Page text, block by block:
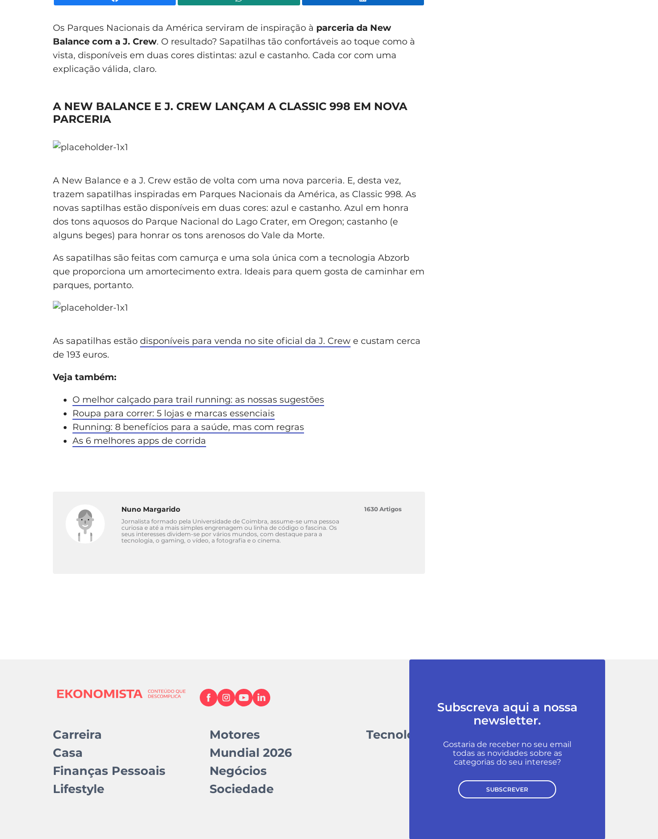
Os Parques Nacionais da América serviram de inspiração à parceria da New
Balance com a J. Crew. O resultado? Sapatilhas tão confortáveis ao toque como à
vista, disponíveis em duas cores distintas: azul e castanho. Cada cor com uma
explicação válida, claro.
A NEW BALANCE E J. CREW LANÇAM A CLASSIC 998 EM NOVA
PARCERIA
A New Balance e a J. Crew estão de volta com uma nova parceria. E, desta vez,
trazem sapatilhas inspiradas em Parques Nacionais da América, as Classic 998. As
novas saptilhas estão disponíveis em duas cores: azul e castanho. Azul em honra
dos tons aquosos do Parque Nacional do Lago Crater, em Oregon; castanho (e
alguns beges) para honrar os tons arenosos do Vale da Morte.
As sapatilhas são feitas com camurça e uma sola única com a tecnologia Abzorb
que proporciona um amortecimento extra. Ideais para quem gosta de caminhar em
parques, portanto.
As sapatilhas estão disponíveis para venda no site oficial da J. Crew e custam cerca
de 193 euros.
Veja também:
O melhor calçado para trail running: as nossas sugestões
Roupa para correr: 5 lojas e marcas essenciais
Running: 8 benefícios para a saúde, mas com regras
As 6 melhores apps de corrida
Nuno Margarido
Jornalista formado pela Universidade de Coimbra, assume-se uma pessoa
curiosa e até a mais simples engrenagem ou linha de código o fascina. Os
seus interesses dividem-se por vários mundos, com destaque para a
tecnologia, o gaming, o vídeo, a fotografia e o cinema.
1630 Artigos
Carreira
Casa
Finanças Pessoais
Lifestyle
Motores
Mundial 2026
Negócios
Sociedade
Tecnologia
Subscreva aqui a nossa
newsletter.
Gostaria de receber no seu email
todas as novidades sobre as
categorias do seu interese?
SUBSCREVER